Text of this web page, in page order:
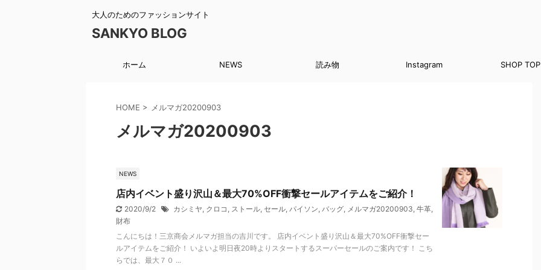
大人のためのファッションサイト
SANKYO BLOG
ホーム NEWS 読み物 Instagram SHOP TOP
HOME > メルマガ20200903
メルマガ20200903
NEWS
店内イベント盛り沢山＆最大70%OFF衝撃セールアイテムをご紹介！
2020/9/2 カシミヤ, クロコ , ストール, セール, パイソン, バッグ, メルマガ20200903, 牛革,
財布
こんにちは！三京商会メルマガ担当の吉川です。 店内イベント盛り沢山＆最大70%OFF衝撃セー
ルアイテムをご紹介！ いよいよ明日夜20時よりスタートするスーパーセールのご案内です！ こち
らでは、最大７０ ...